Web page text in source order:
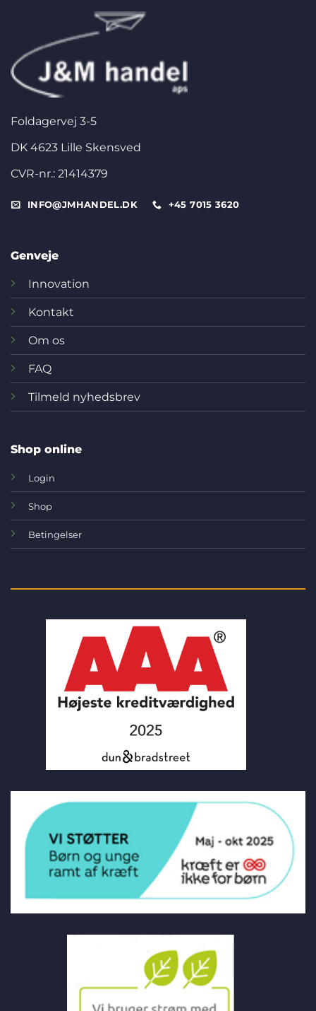
Foldagervej 3-5
DK 4623 Lille Skensved
CVR-nr.: 21414379
INFO@JMHANDEL.DK +45 7015 3620
Genveje
Innovation
Kontakt
Om os
FAQ
Tilmeld nyhedsbrev
Shop online
Login
Shop
Betingelser